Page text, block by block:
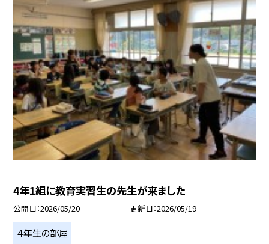
4年1組に教育実習生の先生が来ました
公開日 2026/05/20 更新日 2026/05/19
４年生の部屋